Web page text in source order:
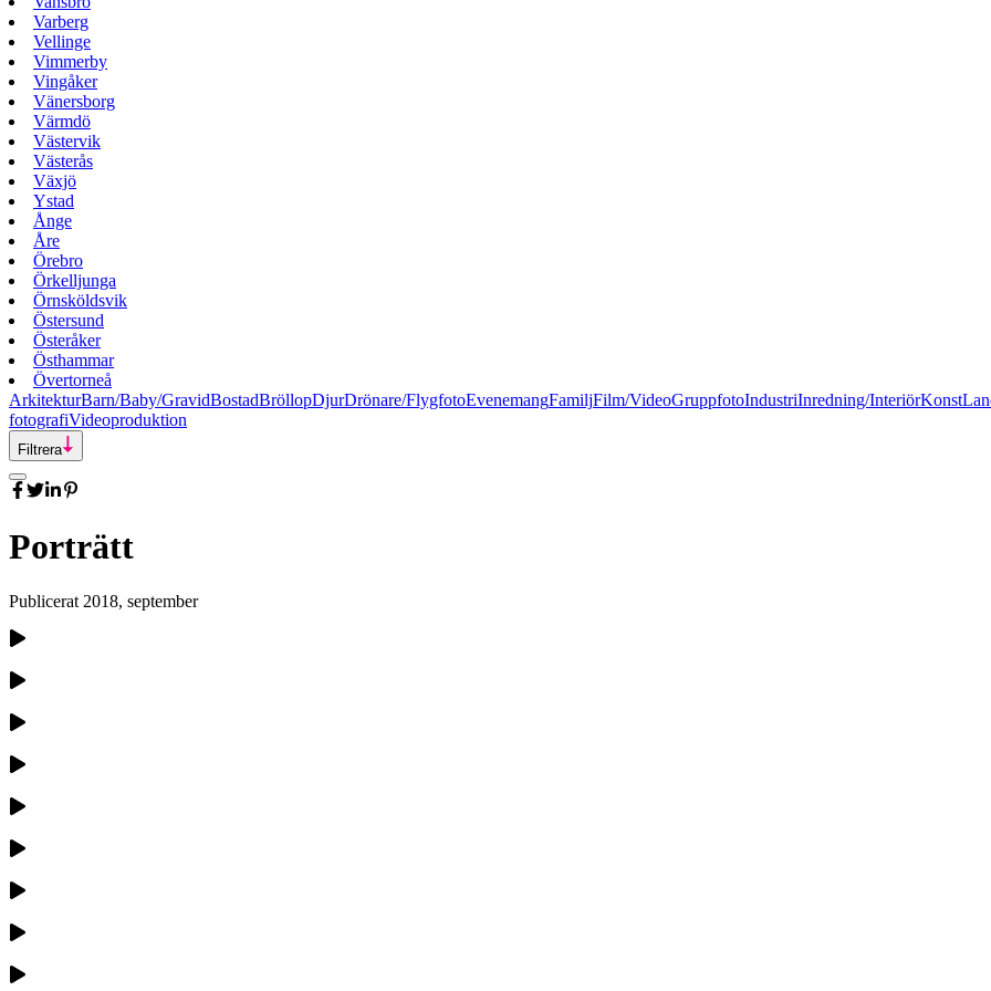
Varberg
Vellinge
Vimmerby
Vingåker
Vänersborg
Värmdö
Västervik
Västerås
Växjö
Ystad
Ånge
Åre
Örebro
Örkelljunga
Örnsköldsvik
Östersund
Österåker
Östhammar
Övertorneå
ArkitekturBarn/Baby/GravidBostadBröllopDjurDrönare/FlygfotoEvenemangFamiljFilm/VideoGruppfotoIndustriInredning/InteriörKonst
fotografiVideoproduktion
Filtrera
Porträtt
Publicerat 2018, september